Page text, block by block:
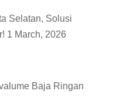
Selatan, Solusi
1 March, 2026
Baja Ringan